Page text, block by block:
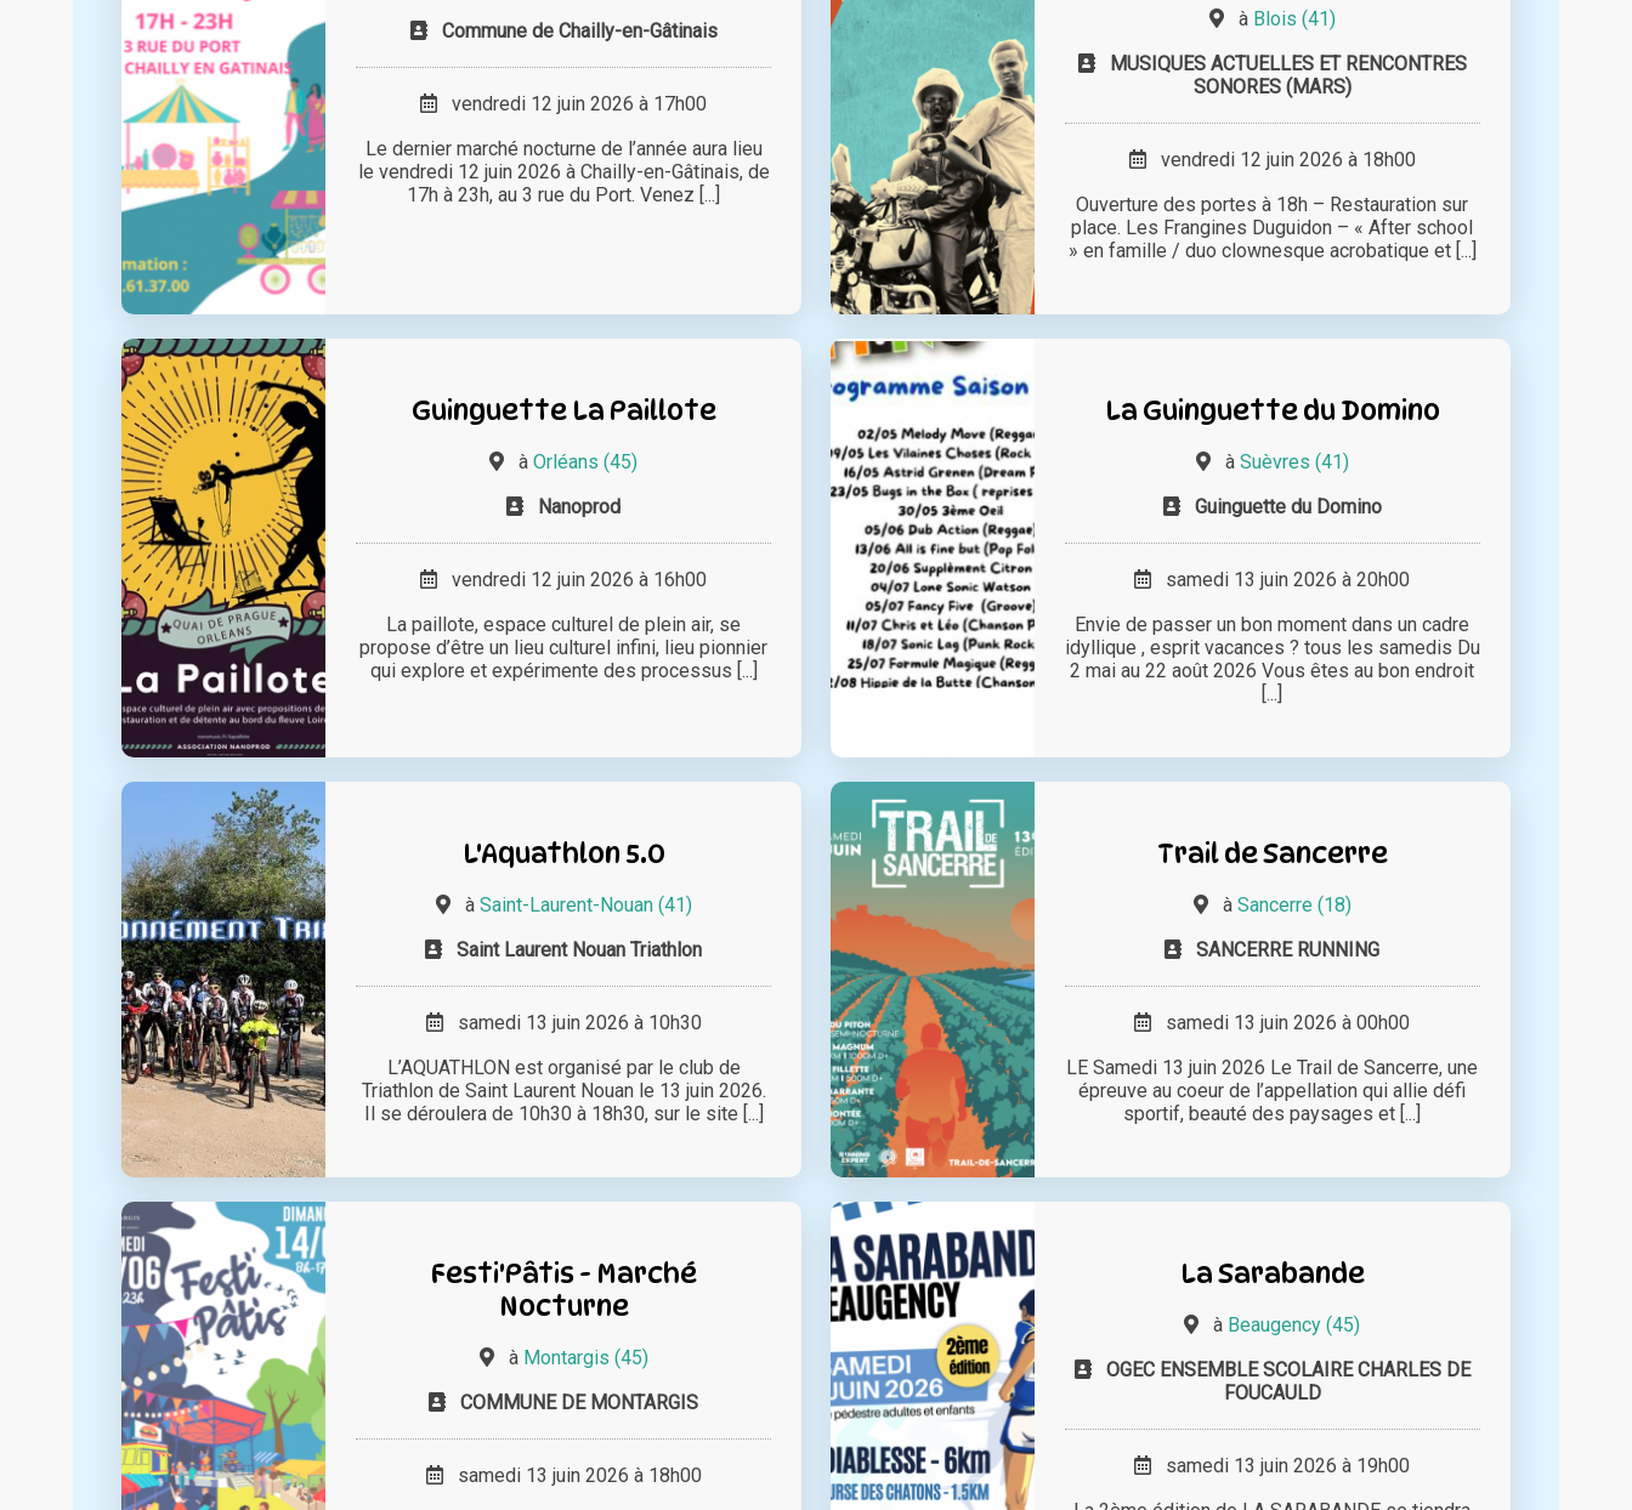
Commune de Chailly-en-Gâtinais
vendredi 12 juin 2026 à 17h00
Le dernier marché nocturne de l’année aura lieu
le vendredi 12 juin 2026 à Chailly-en-Gâtinais, de
17h à 23h, au 3 rue du Port. Venez [...]
à Blois (41)
MUSIQUES ACTUELLES ET RENCONTRES
SONORES (MARS)
vendredi 12 juin 2026 à 18h00
Ouverture des portes à 18h – Restauration sur
place. Les Frangines Duguidon – « After school
» en famille / duo clownesque acrobatique et [...]
Guinguette La Paillote
àOrléans (45)
Nanoprod
vendredi 12 juin 2026 à 16h00
La paillote, espace culturel de plein air, se
propose d’être un lieu culturel infini, lieu pionnier
qui explore et expérimente des processus [...]
La Guinguette du Domino
à Suèvres (41)
Guinguette du Domino
samedi 13 juin 2026 à 20h00
Envie de passer un bon moment dans un cadre
idyllique , esprit vacances ? tous les samedis Du
2 mai au 22 août 2026 Vous êtes au bon endroit
[...]
L'Aquathlon 5.0
à Saint-Laurent-Nouan (41)
Saint Laurent Nouan Triathlon
samedi 13 juin 2026 à 10h30
L’AQUATHLON est organisé par le club de
Triathlon de Saint Laurent Nouan le 13 juin 2026.
Il se déroulera de 10h30 à 18h30, sur le site [...]
Trail de Sancerre
à Sancerre (18)
SANCERRE RUNNING
samedi 13 juin 2026 à 00h00
LE Samedi 13 juin 2026 Le Trail de Sancerre, une
épreuve au coeur de l’appellation qui allie défi
sportif, beauté des paysages et [...]
Festi'Pâtis - Marché
Nocturne
à Montargis (45)
COMMUNE DE MONTARGIS
samedi 13 juin 2026 à 18h00
La Sarabande
à Beaugency (45)
OGEC ENSEMBLE SCOLAIRE CHARLES DE
FOUCAULD
samedi 13 juin 2026 à 19h00